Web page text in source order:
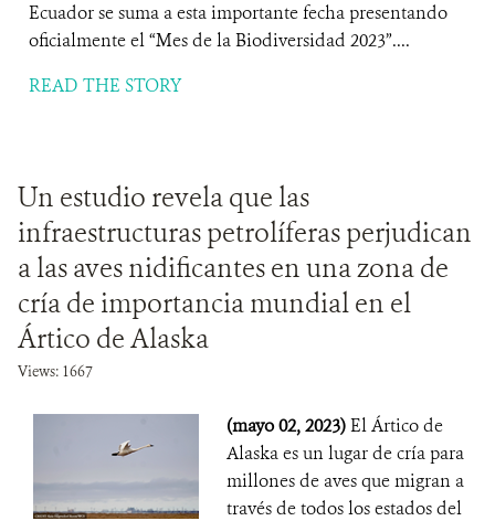
Ecuador se suma a esta importante fecha presentando
oficialmente el “Mes de la Biodiversidad 2023”....
READ THE STORY
Un estudio revela que las
infraestructuras petrolíferas perjudican
a las aves nidificantes en una zona de
cría de importancia mundial en el
Ártico de Alaska
Views: 1667
(mayo 02, 2023)El Ártico de
Alaska es un lugar de cría para
millones de aves que migran a
través de todos los estados del